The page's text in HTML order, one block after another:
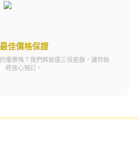
最佳價格保證
優惠嗎？我們將退還三倍差額，讓你始
終放心預訂。